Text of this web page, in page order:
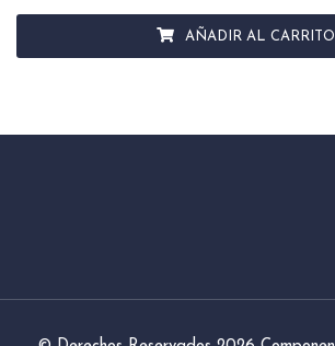
AÑADIR AL CARRITO